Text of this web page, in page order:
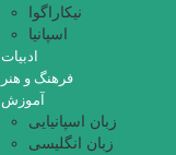
نیکاراگوا
اسپانیا
ادبیات
فرهنگ و هنر
آموزش
زبان اسپانیایی
زبان انگلیسی